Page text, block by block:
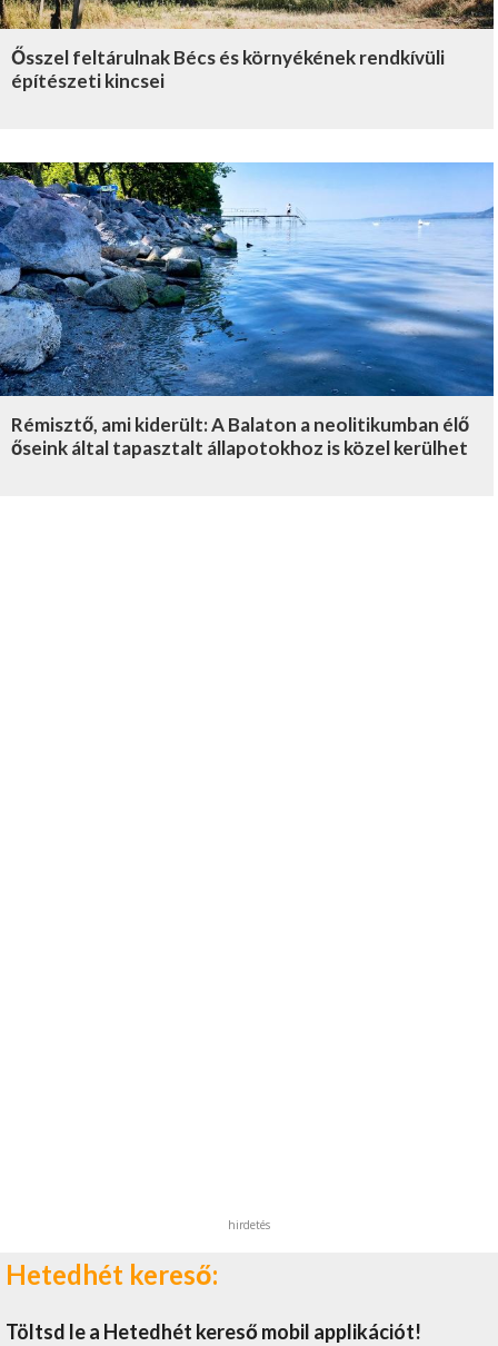
Ősszel feltárulnak Bécs és környékének rendkívüli
építészeti kincsei
Rémisztő, ami kiderült: A Balaton a neolitikumban élő
őseink által tapasztalt állapotokhoz is közel kerülhet
hirdetés
Hetedhét kereső:
Töltsd le a Hetedhét kereső mobil applikációt!